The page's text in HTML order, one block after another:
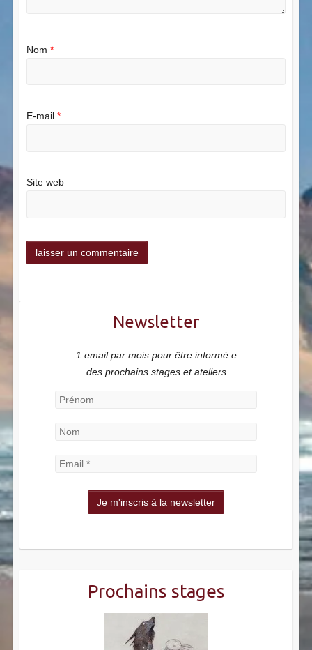
Nom *
E-mail *
Site web
Newsletter
1 email par mois pour être informé.e
des prochains stages et ateliers
Prochains stages